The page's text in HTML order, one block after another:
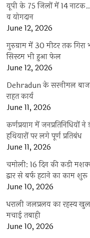
यूपी के 75 जिलों में 14 नाटक…
व योगदान
June 12, 2026
गुरुग्राम में 30 मीटर तक
सिस्टम भी हुआ फेल
June 12, 2026
Dehradun के सरनीमल
राहत कार्य
June 11, 2026
कर्णप्रयाग में
हथियारों पर लगे पूर्ण प्रतिबंध
June 11, 2026
चमोली: 16 दिन की कड़ी
द्वार से बर्फ हटाने का काम शुरू
June 10, 2026
धराली जलप्रलय का रहस्य
मचाई तबाही
June 10, 2026